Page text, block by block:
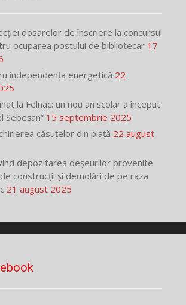
dosarelor de înscriere la concursul
ocuparea postului de bibliotecar 17
independența energetică 22
la Felnac: un nou an școlar a început
Sebeșan” 15 septembrie 2025
căsuțelor din piață 22 august
depozitarea deșeurilor provenite
construcții și demolări de pe raza
21 august 2025